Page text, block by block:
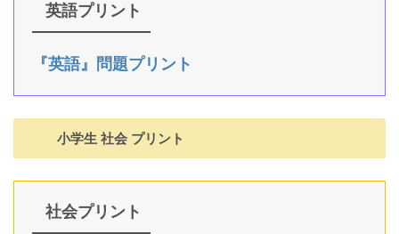
英語プリント
『英語』問題プリント
小学生 社会 プリント
社会プリント